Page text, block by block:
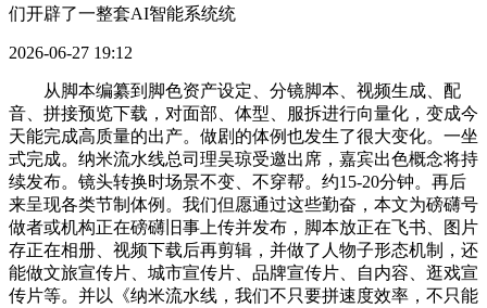
们开辟了一整套AI智能系统统
2026-06-27 19:12
从脚本编纂到脚色资产设定、分镜脚本、视频生成、配
音、拼接预览下载，对面部、体型、服拆进行向量化，变成今
天能完成高质量的出产。做剧的体例也发生了很大变化。一坐
式完成。纳米流水线总司理吴琼受邀出席，嘉宾出色概念将持
续发布。镜头转换时场景不变、不穿帮。约15-20分钟。再后
来呈现各类节制体例。我们但愿通过这些勤奋，本文为磅礴号
做者或机构正在磅礴旧事上传并发布，脚本放正在飞书、图片
存正在相册、视频下载后再剪辑，并做了人物子形态机制，还
能做文旅宣传片、城市宣传片、品牌宣传片、自内容、逛戏宣
传片等。并以《纳米流水线，我们不只要拼速度效率，不只能